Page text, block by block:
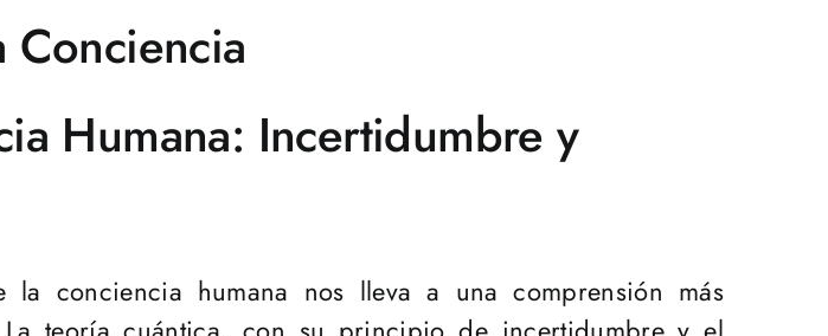
Conciencia
Humana: Incertidumbre y
conciencia humana nos lleva a una comprensión más